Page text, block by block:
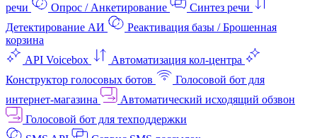
речи
Опрос / Анкетирование
Синтез речи
Детектирование АИ
Реактивация базы / Брошенная
корзина
API Voicebox
Автоматизация кол‑центра
Конструктор голосовых ботов
Голосовой бот для
интернет‑магазина
Автоматический исходящий обзвон
Голосовой бот для техподдержки